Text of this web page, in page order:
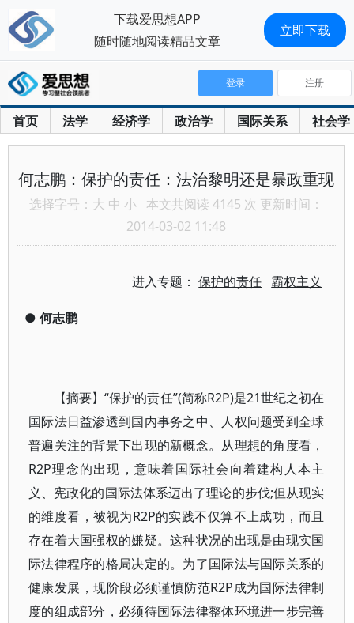
首页 法学 经济学 政治学 国际关系 社会学
登录 注册
何志鹏：保护的责任：法治黎明还是暴政重现
选择字号： 大 中 小 本文共阅读 4145 次 更新时间：
2014-03-02 11:48
进入专题：保护的责任 霸权主义
● 何志鹏
【摘要】“保护的责任”(简称R2P)是21世纪之初在
国际法日益渗透到国内事务之中、人权问题受到全球
普遍关注的背景下出现的新概念。从理想的角度看，
R2P理念的出现，意味着国际社会向着建构人本主
义、宪政化的国际法体系迈出了理论的步伐;但从现实
的维度看，被视为R2P的实践不仅算不上成功，而且
存在着大国强权的嫌疑。这种状况的出现是由现实国
际法律程序的格局决定的。为了国际法与国际关系的
健康发展，现阶段必须谨慎防范R2P成为国际法律制
度的组成部分，必须待国际法律整体环境进一步完善
下载爱思想APP
随时随地阅读精品文章
立即下载